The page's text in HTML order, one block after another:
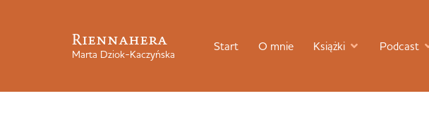
Riennahera
Marta Dziok-Kaczyńska
Start O mnie Książki Podcast